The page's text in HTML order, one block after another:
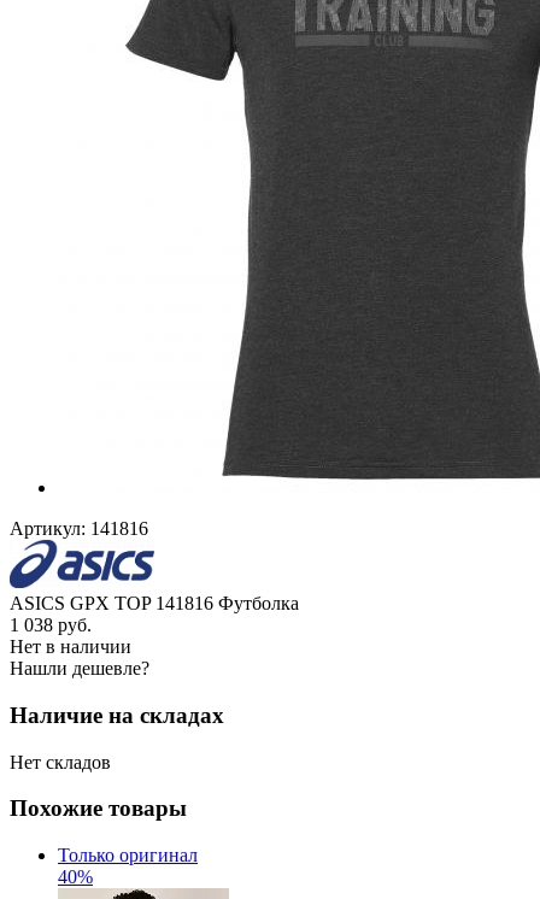
Артикул: 141816
ASICS GPX TOP 141816 Футболка
1 038 руб.
Нет в наличии
Нашли дешевле?
Наличие на складах
Нет складов
Похожие товары
Только оригинал
40%